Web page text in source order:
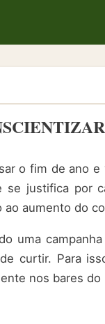
o fim de ano
se justifica por
aumento do
uma
curtir. Para
nos bares do